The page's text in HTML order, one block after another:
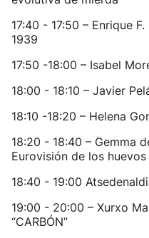
17:40 - 17:50 – Enrique
1939
17:50 -18:00 – Isabel
18:00 - 18:10 – Javier
18:10 -18:20 – Helena
18:20 - 18:40 – Gemma
Eurovisión de los
18:40 - 19:00
19:00 - 20:00 – Xurxo
“CARBÓN”